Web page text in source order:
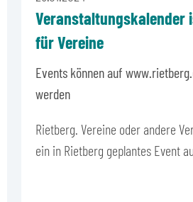
Veranstaltungskalender
für Vereine
Events können auf
werden
Rietberg. Vereine oder andere
ein in Rietberg geplantes Event